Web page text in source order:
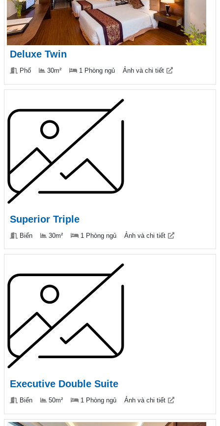
Deluxe Twin
Phố 30m² 1 Phòng ngủ Ảnh và chi tiết
Superior Triple
Biển 30m² 1 Phòng ngủ Ảnh và chi tiết
Executive Double Suite
Biển 50m² 1 Phòng ngủ Ảnh và chi tiết